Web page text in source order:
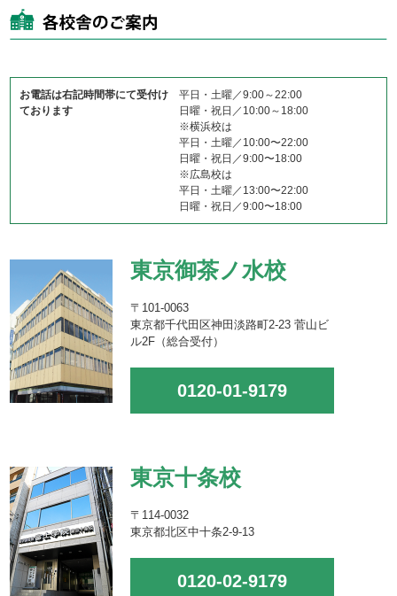
お電話は右記時間帯にて受付け
ております
平日・土曜／9:00～22:00
日曜・祝日／10:00～18:00
※横浜校は
平日・土曜／10:00〜22:00
日曜・祝日／9:00〜18:00
※広島校は
平日・土曜／13:00〜22:00
日曜・祝日／9:00〜18:00
東京御茶ノ水校
〒101-0063
東京都千代田区神田淡路町2-23 菅山ビ
ル2F（総合受付）
0120-01-9179
東京十条校
〒114-0032
東京都北区中十条2-9-13
0120-02-9179